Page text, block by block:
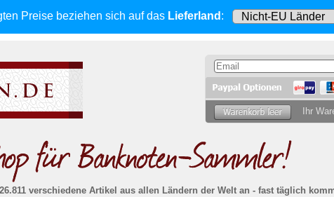
Preise beziehen sich auf das Lieferland :
Ihr
verschiedene Artikel aus allen Ländern der Welt an - fast täglich